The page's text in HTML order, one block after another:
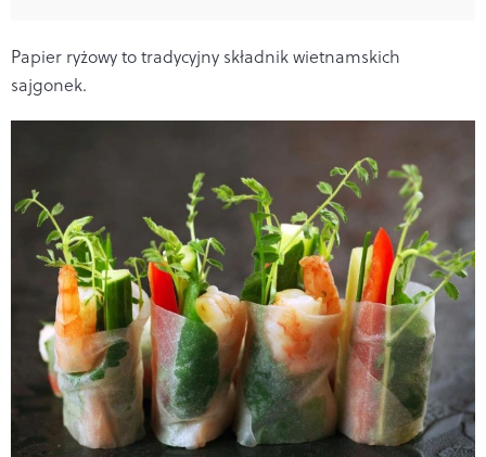
Papier ryżowy to tradycyjny składnik wietnamskich
sajgonek.